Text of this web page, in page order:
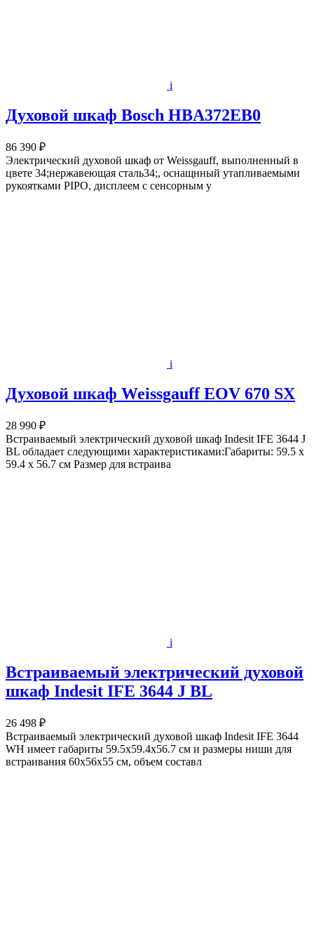
i
Духовой шкаф Bosch HBA372EB0
86 390 ₽
Электрический духовой шкаф от Weissgauff, выполненный в
цвете 34;нержавеющая сталь34;, оснащнный утапливаемыми
рукоятками PIPO, дисплеем с сенсорным у
i
Духовой шкаф Weissgauff EOV 670 SX
28 990 ₽
Встраиваемый электрический духовой шкаф Indesit IFE 3644 J
BL обладает следующими характеристиками:Габариты: 59.5 x
59.4 x 56.7 см Размер для встраива
i
Встраиваемый электрический духовой
шкаф Indesit IFE 3644 J BL
26 498 ₽
Встраиваемый электрический духовой шкаф Indesit IFE 3644
WH имеет габариты 59.5x59.4x56.7 см и размеры ниши для
встраивания 60x56x55 см, объем составл